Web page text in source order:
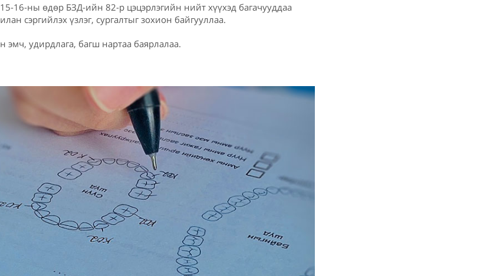
16-ны өдөр БЗД-ийн 82-р цэцэрлэгийн нийт хүүхэд багачууддаа
сэргийлэх үзлэг, сургалтыг зохион байгууллаа.
эмч, удирдлага, багш нартаа баярлалаа.